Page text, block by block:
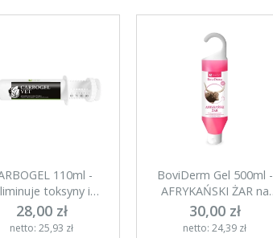
110ml -
toksyny i
trawienie u
cieląt
28,00 zł
netto: 25,93 zł
BoviDerm Gel 500ml -
AFRYKAŃSKI ŻAR na
początki mastitis
30,00 zł
netto: 24,39 zł